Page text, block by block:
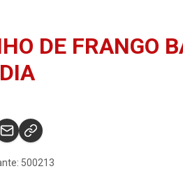
DE FRANGO
500213